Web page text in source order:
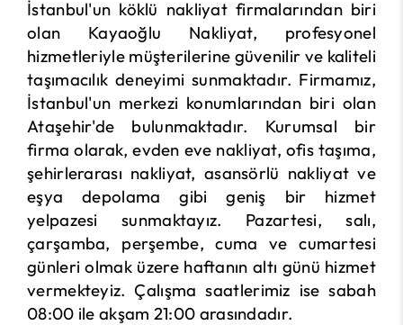
İstanbul'un köklü nakliyat firmalarından biri
olan Kayaoğlu Nakliyat, profesyonel
hizmetleriyle müşterilerine güvenilir ve kaliteli
taşımacılık deneyimi sunmaktadır. Firmamız,
İstanbul'un merkezi konumlarından biri olan
Ataşehir'de bulunmaktadır. Kurumsal bir
firma olarak, evden eve nakliyat, ofis taşıma,
şehirlerarası nakliyat, asansörlü nakliyat ve
eşya depolama gibi geniş bir hizmet
yelpazesi sunmaktayız. Pazartesi, salı,
çarşamba, perşembe, cuma ve cumartesi
günleri olmak üzere haftanın altı günü hizmet
vermekteyiz. Çalışma saatlerimiz ise sabah
08:00 ile akşam 21:00 arasındadır.